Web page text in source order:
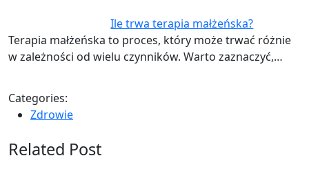
Ile trwa terapia małżeńska?
Terapia małżeńska to proces, który może trwać różnie
w zależności od wielu czynników. Warto zaznaczyć,…
Categories:
Zdrowie
Related Post